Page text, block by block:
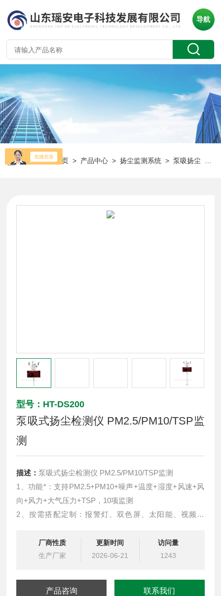
导航
当前位置：首页 > 产品中心 >扬尘监测系统 >泵吸扬尘
型号：HT-DS200
泵吸式扬尘检测仪 PM2.5/PM10/TSP监
测
描述：泵吸式扬尘检测仪 PM2.5/PM10/TSP监测
1、功能*：支持PM2.5+PM10+噪声+温度+湿度+风速+风
向+风力+大气压力+TSP，10项监测
2、按需搭配定制：报警灯、双色屏、太阳能、视频监
3、泵吸式采样：自主研发传感器模组
厂商性质
生产厂家
更新时间
2026-06-21
访问量
1243
产品咨询 联系我们